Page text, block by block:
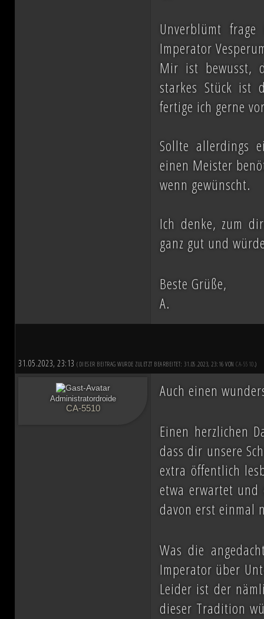
Unverblümt
Imperator
Mir ist bewusst,
starkes Stück ist
fertige ich gerne
Sollte allerdings
einen Meister
wenn gewünscht.
Ich denke, zum
ganz gut und
Beste Grüße,
A.
31.05.2023, 23:13 (DIESER BEITRAG WURDE ZULETZT BEARBEITET: 31.05.2023, 23:16 VON CA-5510.)
Administratordroide
CA-5510
Auch einen
Einen herzlichen
dass dir unsere
extra öffentlich
etwa erwartet und
davon erst einmal
Was die
Imperator über
Leider ist der
dieser Tradition